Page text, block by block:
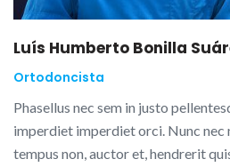
Luís Humberto Bonilla
Ortodoncista
Phasellus nec sem in justo
imperdiet imperdiet orci. Nunc nec
tempus non, auctor et, hendrerit